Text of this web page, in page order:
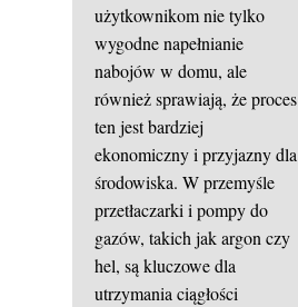
użytkownikom nie tylko
wygodne napełnianie
nabojów w domu, ale
również sprawiają, że proces
ten jest bardziej
ekonomiczny i przyjazny dla
środowiska. W przemyśle
przetłaczarki i pompy do
gazów, takich jak argon czy
hel, są kluczowe dla
utrzymania ciągłości